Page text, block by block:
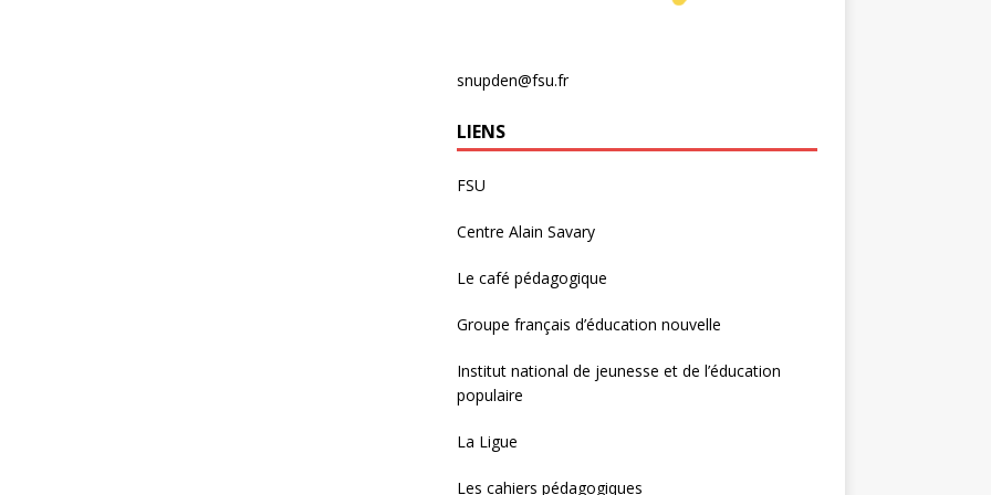
snupden@fsu.fr
LIENS
FSU
Centre Alain Savary
Le café pédagogique
Groupe français d’éducation nouvelle
Institut national de jeunesse et de l’éducation
populaire
La Ligue
Les cahiers pédagogiques